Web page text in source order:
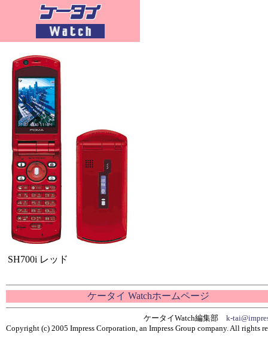
SH700i レッド
ケータイ Watchホームページ
ケータイWatch編集部 k-
Copyright (c) 2005 Impress Corporation, an Impress Group company. All rights